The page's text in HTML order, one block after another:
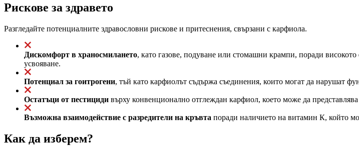
Рискове за здравето
Разгледайте потенциалните здравословни рискове и притеснения, свързани с карфиола.
Дискомфорт в храносмилането, като газове, подуване или стомашни крампи, поради
усвояване.
Потенциал за гоитрогени, тъй като карфиолът съдържа съединения, които могат да нарушат
Остатъци от пестициди върху конвенционално отглеждан карфиол, което може да
Възможна взаимодействие с разредители на кръвта поради наличието на витамин К, който
Как да изберем?